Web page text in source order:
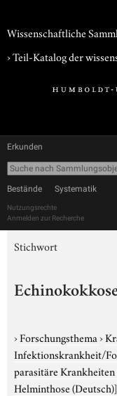
Wissenschaftliche
› Teil-Katalog der
Erkunden
Bestände Systematik
Nutzungsrechte
Anmelden zur Recherche
Stichwort
›Forschungsthema›
Infektionskrankheit/
parasitäre Krankheiten
Helminthose (Deutsch)]